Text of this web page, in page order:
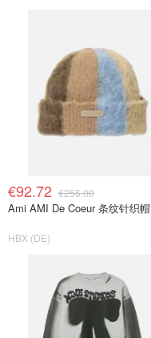
€92.72 €256.00
Ami AMI De Coeur 条纹针织帽
HBX (DE)